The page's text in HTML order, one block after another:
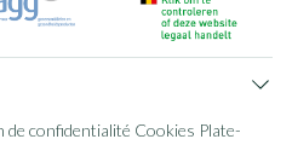
de confidentialité Cookies Plate-